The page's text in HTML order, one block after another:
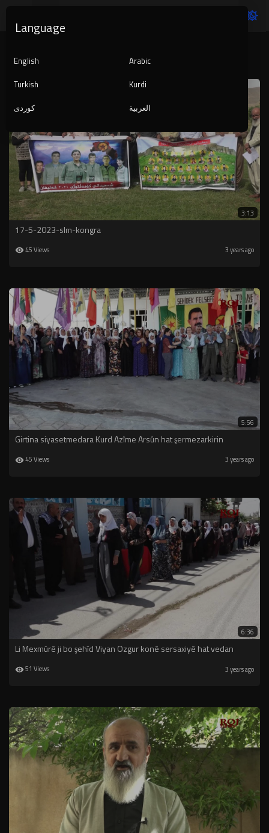
KURDISTAN
3:13
17-5-2023-slm-kongra
45 Views 3 years ago
5:56
Girtina siyasetmedara Kurd Azîme Arsûn hat şermezarkirin
45 Views 3 years ago
6:36
⁣Li Mexmûrê ji bo şehîd Viyan Ozgur konê sersaxiyê hat vedan
51 Views 3 years ago
Language
English
Arabic
Turkish
Kurdi
کوردی
العربية